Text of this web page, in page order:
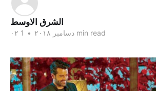
الشرق الاوسط
۰۲ دسامبر ۲۰۱۸ • 1 min read